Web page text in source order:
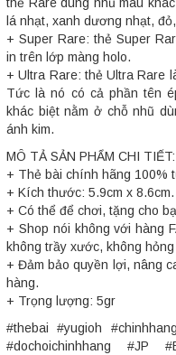
lá nhạt, xanh dương nhạt,
+ Super Rare: thẻ Super
in trên lớp màng holo.
+ Ultra Rare: thẻ Ultra Rare
Tức là nó có cả phần tên
khác biệt nằm ở chỗ nhũ
ánh kim.
MÔ TẢ SẢN PHẨM CHI TIẾT:
+ Thẻ bài chính hãng 100%
+ Kích thước: 5.9cm x 8.6cm.
+ Có thể để chơi, tặng cho
+ Shop nói không với hàng
không trầy xước, không
+ Đảm bảo quyền lợi, nâng
hàng.
+ Trọng lượng: 5gr
#thebai #yugioh
#dochoichinhhang #JP